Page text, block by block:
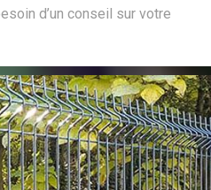
d’un conseil sur votre